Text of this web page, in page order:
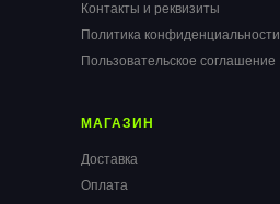
Контакты и реквизиты
Политика конфиденциальности
Пользовательское соглашение
МАГАЗИН
Доставка
Оплата